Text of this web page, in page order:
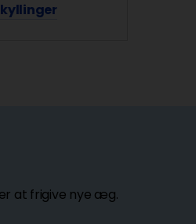
at frigive nye æg.